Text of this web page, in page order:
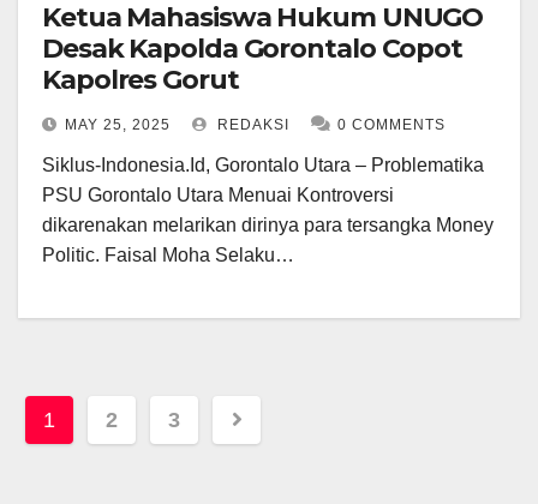
Ketua Mahasiswa Hukum UNUGO
Desak Kapolda Gorontalo Copot
Kapolres Gorut
MAY 25, 2025 REDAKSI 0 COMMENTS
Siklus-Indonesia.Id, Gorontalo Utara – Problematika
PSU Gorontalo Utara Menuai Kontroversi
dikarenakan melarikan dirinya para tersangka Money
Politic. Faisal Moha Selaku…
Posts
1 2 3